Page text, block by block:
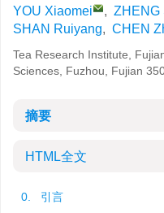
YOU Xiaomei , ZHENG
SHAN Ruiyang, CHEN
Tea Research Institute,
Sciences, Fuzhou, Fujian
摘要
HTML全文
0. 引言